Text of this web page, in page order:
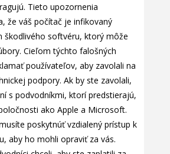
Tieto upozornenia
že váš počítač je infikovaný
škodlivého softvéru, ktorý môže
Cieľom týchto falošných
používateľov, aby zavolali na
podpory. Ak by ste zavolali,
s podvodníkmi, ktorí predstierajú,
ako Apple a Microsoft.
poskytnúť vzdialený prístup k
aby ho mohli opraviť za vás.